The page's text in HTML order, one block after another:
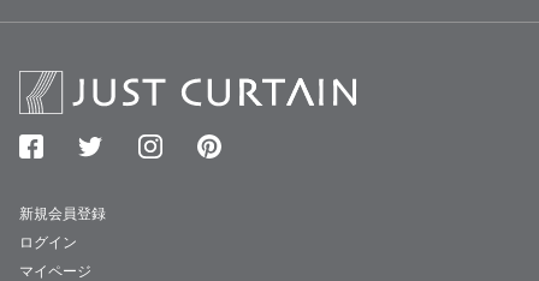
新規会員登録
ログイン
マイページ